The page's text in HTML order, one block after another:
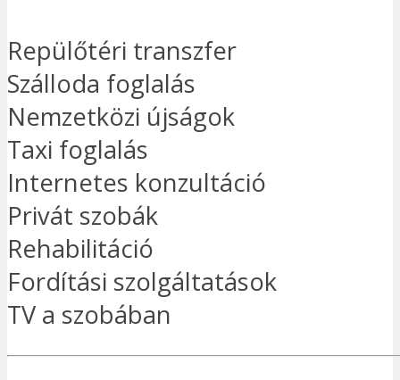
Repülőtéri transzfer
Szálloda foglalás
Nemzetközi újságok
Taxi foglalás
Internetes konzultáció
Privát szobák
Rehabilitáció
Fordítási szolgáltatások
TV a szobában